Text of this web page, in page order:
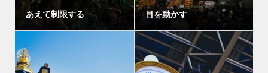
あえて制限する 目を動かす